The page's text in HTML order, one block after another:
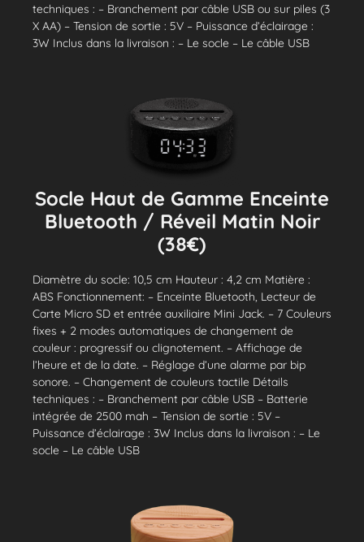
techniques : – Branchement par câble USB ou sur piles (3
X AA) – Tension de sortie : 5V – Puissance d’éclairage :
3W Inclus dans la livraison : – Le socle – Le câble USB
Socle Haut de Gamme Enceinte
Bluetooth / Réveil Matin Noir
(38€)
Diamètre du socle: 10,5 cm Hauteur : 4,2 cm Matière :
ABS Fonctionnement: – Enceinte Bluetooth, Lecteur de
Carte Micro SD et entrée auxiliaire Mini Jack. – 7 Couleurs
fixes + 2 modes automatiques de changement de
couleur : progressif ou clignotement. – Affichage de
l’heure et de la date. – Réglage d’une alarme par bip
sonore. – Changement de couleurs tactile Détails
techniques : – Branchement par câble USB – Batterie
intégrée de 2500 mah – Tension de sortie : 5V –
Puissance d’éclairage : 3W Inclus dans la livraison : – Le
socle – Le câble USB